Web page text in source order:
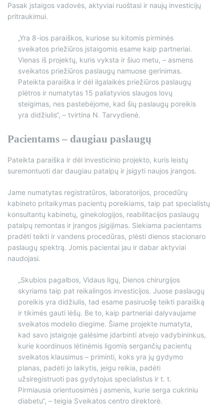
Pasak įstaigos vadovės, aktyviai ruoštasi ir naujų investicijų
pritraukimui.
„Yra 8-ios paraiškos, kuriose su kitomis pirminės
sveikatos priežiūros įstaigomis esame kaip partneriai.
Vienas iš projektų, kuris vyksta ir šiuo metu, – asmens
sveikatos priežiūros paslaugų namuose gerinimas.
Pateikta paraiška ir dėl ilgalaikės priežiūros paslaugų
plėtros ir numatytas 15 paliatyvios slaugos lovų
steigimas, nes pastebėjome, kad šių paslaugų poreikis
yra didžiulis“, – tvirtina N. Tarvydienė.
Pacientams – daugiau paslaugų
Pateikta paraiška ir dėl investicinio projekto, kuris leistų
suremontuoti dar daugiau patalpų ir įsigyti naujos įrangos.
Jame numatytas registratūros, laboratorijos, procedūrų
kabineto pritaikymas pacientų poreikiams, taip pat specialistų
konsultantų kabinetų, ginekologijos, reabilitacijos paslaugų
patalpų remontas ir įrangos įsigijimas. Siekiama pacientams
pradėti teikti ir vandens procedūras, plėsti dienos stacionaro
paslaugų spektrą. Jomis pacientai jau ir dabar aktyviai
naudojasi.
„Skubios pagalbos, Vidaus ligų, Dienos chirurgijos
skyriams taip pat reikalingos investicijos. Juose paslaugų
poreikis yra didžiulis, tad esame pasiruošę teikti paraišką
ir tikimės gauti lėšų. Be to, kaip partneriai dalyvaujame
sveikatos modelio diegime. Šiame projekte numatyta,
kad savo įstaigoje galėsime įdarbinti atvejo vadybininkus,
kurie koordinuos lėtinėmis ligomis sergančių pacientų
sveikatos klausimus – priminti, koks yra jų gydymo
planas, padėti jo laikytis, jeigu reikia, padėti
užsiregistruoti pas gydytojus specialistus ir t. t.
Pirmiausia orientuosimės į asmenis, kurie serga cukriniu
diabetu“, – teigia Sveikatos centro direktorė.